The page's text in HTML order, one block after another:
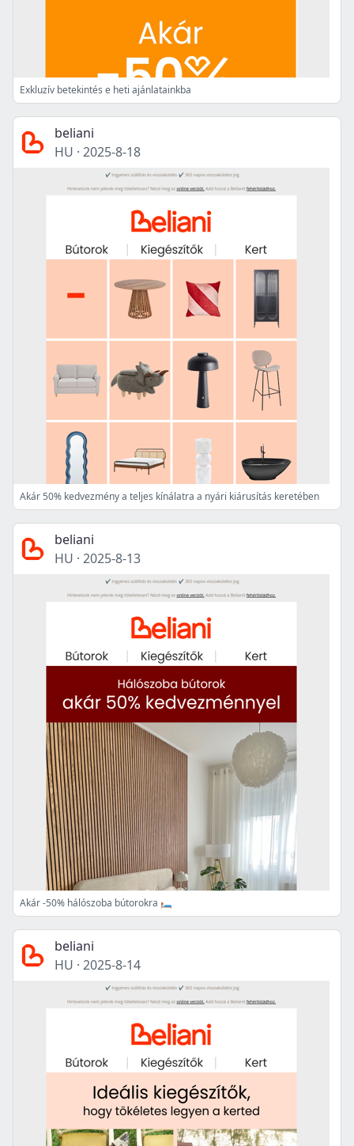
Exkluzív betekintés e heti ajánlatainkba
beliani
HU · 2025-8-18
Akár 50% kedvezmény a teljes kínálatra a nyári kiárusítás keretében
beliani
HU · 2025-8-13
Akár -50% hálószoba bútorokra 🛏️
beliani
HU · 2025-8-14